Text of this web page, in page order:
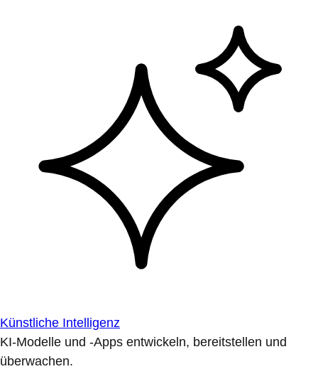
Künstliche Intelligenz
KI-Modelle und -Apps entwickeln, bereitstellen und
überwachen.